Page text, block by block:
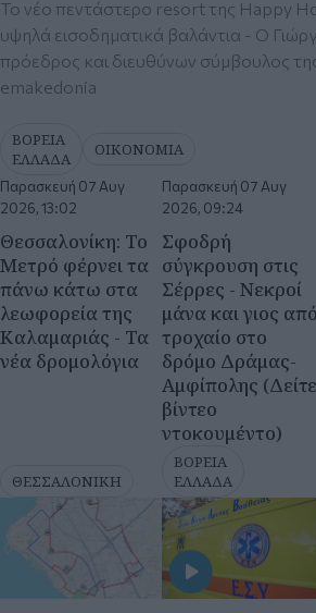
2026, 13:02
Θεσσαλονίκη: Το
Μετρό φέρνει τα
πάνω κάτω στα
Καλαμαριάς - Τα
νέα δρομολόγια
ΘΕΣΣΑΛΟΝΙΚΗ
2026, 09:24
Σφοδρή
σύγκρουση στις
δρόμο Δράμας-
Αμφίπολης (Δείτε
βίντεο
ντοκουμέντο)
ΒΟΡΕΙΑ
ΕΛΛΑΔΑ